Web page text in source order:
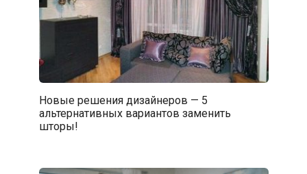
Новые решения дизайнеров — 5
альтернативных вариантов заменить
шторы!